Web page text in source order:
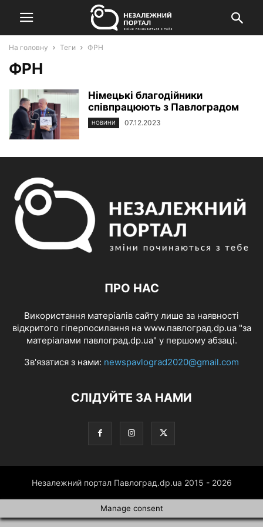
На головну Теги ФРН
ФРН
Німецькі благодійники
співпрацюють з Павлоградом
НОВИНИ 07.12.2023
ПРО НАС
Використання матеріалів сайту лише за наявності
відкритого гіперпосилання на www.павлоград.dp.ua "за
матеріалами павлоград.dp.ua" у першому абзаці.
Зв'язатися з нами: newspavlograd2020@gmail.com
СЛІДУЙТЕ ЗА НАМИ
Незалежний портал Павлоград.dp.ua 2015 - 2026
Manage consent